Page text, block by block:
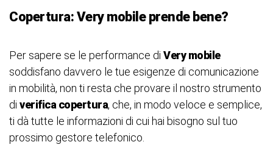
Copertura: Very mobile prende bene?
Per sapere se le performance di Very mobile
soddisfano davvero le tue esigenze di comunicazione
in mobilità, non ti resta che provare il nostro strumento
di verifica copertura, che, in modo veloce e semplice,
ti dà tutte le informazioni di cui hai bisogno sul tuo
prossimo gestore telefonico.